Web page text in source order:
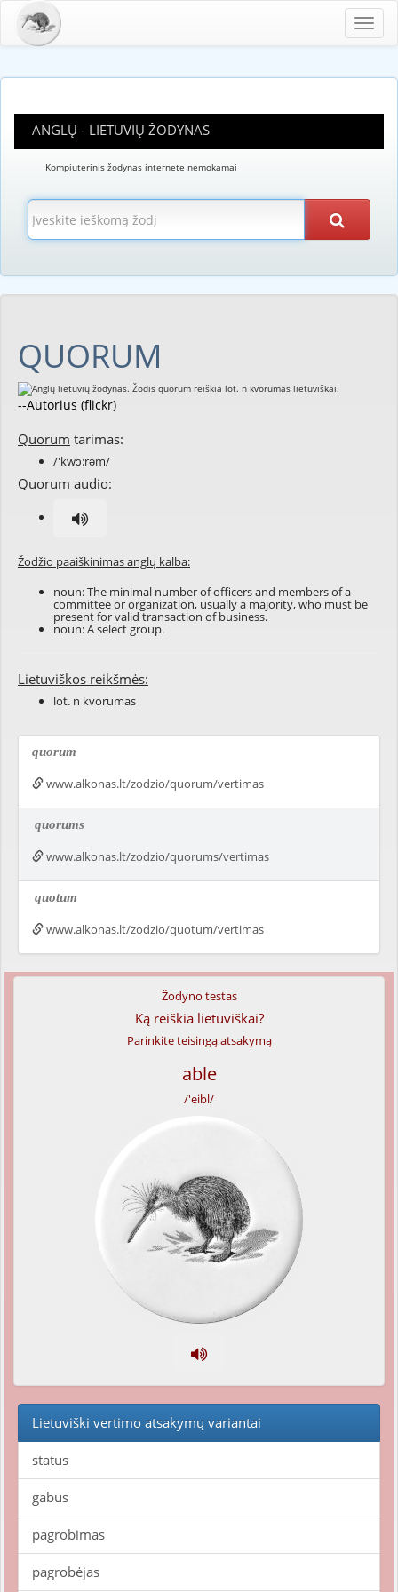
ANGLŲ - LIETUVIŲ ŽODYNAS
Kompiuterinis žodynas internete nemokamai
QUORUM
--Autorius (flickr)
Quorum tarimas:
/'kwɔ:rəm/
Quorum audio:
Žodžio paaiškinimas anglų kalba:
noun: The minimal number of officers and members of a
committee or organization, usually a majority, who must be
present for valid transaction of business.
noun: A select group.
Lietuviškos reikšmės:
lot. n kvorumas
quorum
www.alkonas.lt/zodzio/quorum/vertimas
quorums
www.alkonas.lt/zodzio/quorums/vertimas
quotum
www.alkonas.lt/zodzio/quotum/vertimas
Žodyno testas
Ką reiškia lietuviškai?
Parinkite teisingą atsakymą
able
/'eibl/
Lietuviški vertimo atsakymų variantai
status
gabus
pagrobimas
pagrobėjas